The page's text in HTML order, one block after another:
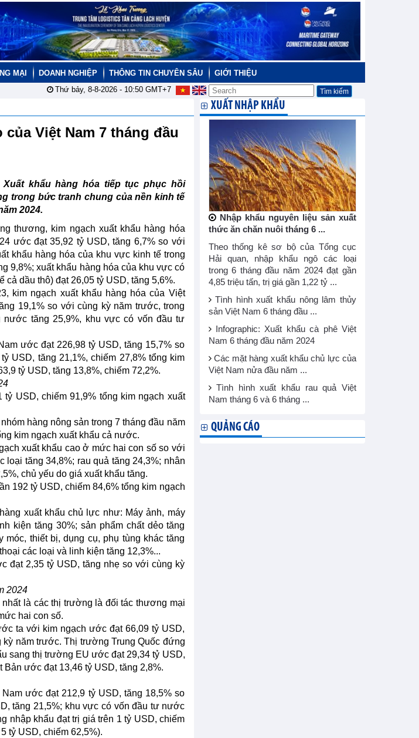
MẠI DOANH NGHIỆP THÔNG TIN CHUYÊN SÂU
GIỚI THIỆU
Thứ bảy, 8-8-2026 - 10:50GMT+7
Việt Nam 7 tháng đầu
Xuất khẩu hàng hóa tiếp tục phục hồi
trong bức tranh chung của nền kinh tế
2024.
thương, kim ngạch xuất khẩu hàng hóa
ước đạt 35,92 tỷ USD, tăng 6,7% so với
khẩu hàng hóa của khu vực kinh tế trong
9,8%; xuất khẩu hàng hóa của khu vực có
dầu thô) đạt 26,05 tỷ USD, tăng 5,6%.
kim ngạch xuất khẩu hàng hóa của Việt
19,1% so với cùng kỳ năm trước, trong
nước tăng 25,9%, khu vực có vốn đầu tư
ước đạt 226,98 tỷ USD, tăng 15,7% so
USD, tăng 21,1%, chiếm 27,8% tổng kim
tỷ USD, tăng 13,8%, chiếm 72,2%.
USD, chiếm 91,9% tổng kim ngạch xuất
hàng nông sản trong 7 tháng đầu năm
kim ngạch xuất khẩu cả nước.
xuất khẩu cao ở mức hai con số so với
loại tăng 34,8%; rau quả tăng 24,3%; nhân
chủ yếu do giá xuất khẩu tăng.
192 tỷ USD, chiếm 84,6% tổng kim ngạch
xuất khẩu chủ lực như: Máy ảnh, máy
kiện tăng 30%; sản phẩm chất dẻo tăng
móc, thiết bị, dụng cụ, phụ tùng khác tăng
các loại và linh kiện tăng 12,3%...
đạt 2,35 tỷ USD, tăng nhẹ so với cùng kỳ
2024
là các thị trường là đối tác thương mại
hai con số.
ta với kim ngạch ước đạt 66,09 tỷ USD,
năm trước. Thị trường Trung Quốc đứng
sang thị trường EU ước đạt 29,34 tỷ USD,
ước đạt 13,46 tỷ USD, tăng 2,8%.
ước đạt 212,9 tỷ USD, tăng 18,5% so
tăng 21,5%; khu vực có vốn đầu tư nước
nhập khẩu đạt trị giá trên 1 tỷ USD, chiếm
tỷ USD, chiếm 62,5%).
XUẤT NHẬP KHẨU
Nhập khẩu nguyên liệu sản xuất
thức ăn chăn nuôi tháng 6 ...
Theo thống kê sơ bộ của Tổng cục
Hải quan, nhập khẩu ngô các loại
trong 6 tháng đầu năm 2024 đạt gần
4,85 triệu tấn, trị giá gần 1,22 tỷ ...
Tình hình xuất khẩu nông lâm thủy
sản Việt Nam 6 tháng đầu ...
Infographic: Xuất khẩu cà phê Việt
Nam 6 tháng đầu năm 2024
Các mặt hàng xuất khẩu chủ lực của
Việt Nam nửa đầu năm ...
Tình hình xuất khẩu rau quả Việt
Nam tháng 6 và 6 tháng ...
QUẢNG CÁO